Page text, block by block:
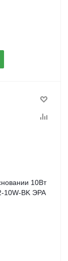
10Вт
10W-BK ЭРА